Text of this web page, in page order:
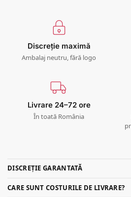
Discreție maximă
Ambalaj neutru, fără logo
Livrare 24–72 ore
În toată România
DISCREȚIE GARANTATĂ
CARE SUNT COSTURILE DE LIVRARE?